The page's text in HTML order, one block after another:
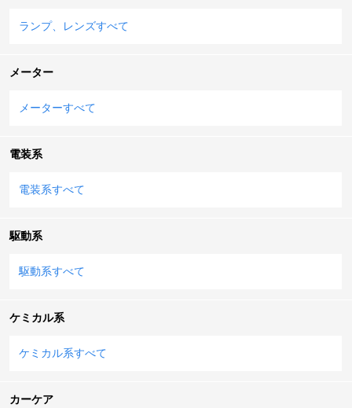
ランプ、レンズすべて
メーター
メーターすべて
電装系
電装系すべて
駆動系
駆動系すべて
ケミカル系
ケミカル系すべて
カーケア